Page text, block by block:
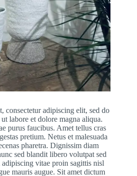
consectetur adipiscing elit, sed do
labore et dolore magna aliqua.
purus faucibus. Amet tellus cras
pretium. Netus et malesuada
pharetra. Dignissim diam
sed blandit libero volutpat sed
vitae proin sagittis nisl
mauris augue. Sit amet dictum